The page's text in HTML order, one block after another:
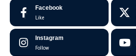
Facebook
Like
Instagram
Follow